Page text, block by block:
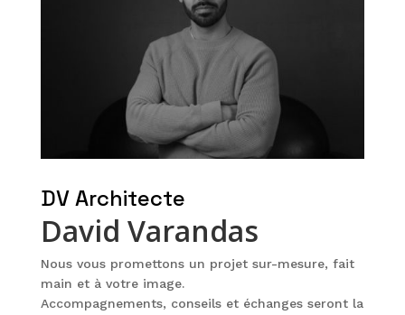
DV Architecte
David Varandas
Nous vous promettons un projet sur-mesure, fait
main et à votre image.
Accompagnements, conseils et échanges seront la